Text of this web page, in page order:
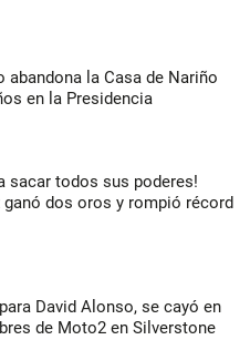
abandona la Casa de Nariño
en la Presidencia
sacar todos sus poderes!
ganó dos oros y rompió récord
David Alonso, se cayó en
de Moto2 en Silverstone